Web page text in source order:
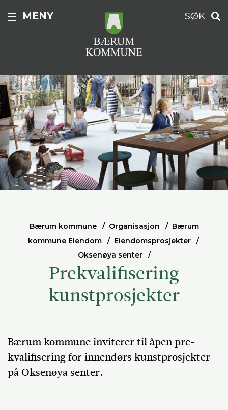
MENY SØK
Bærum kommune Organisasjon
Bærum
kommune Eiendom
Eiendomsprosjekter
Oksenøya senter
Prekvalifisering
kunstprosjekter
Bærum kommune inviterer til åpen pre-
kvalifisering for innendørs kunstprosjekter
på Oksenøya senter.